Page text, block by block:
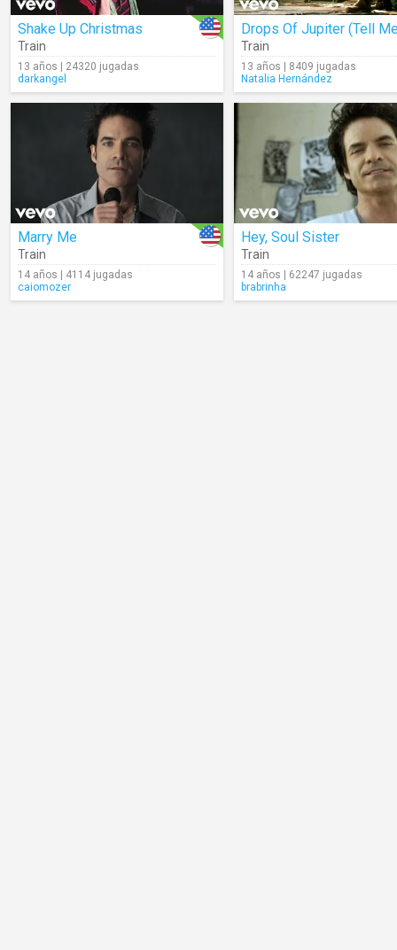
Shake Up Christmas
Train
13 años | 24320 jugadas
darkangel
Drops Of Jupiter (Tell
Train
13 años | 8409 jugadas
Natalia Hernández
Marry Me
Train
14 años | 4114 jugadas
caiomozer
Hey, Soul Sister
Train
14 años | 62247 jugadas
brabrinha